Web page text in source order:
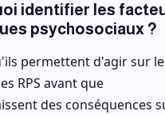
identifier les
psychosociaux ?
permettent d'agir sur
RPS avant que
des conséquences